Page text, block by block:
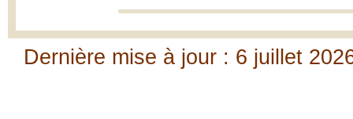
Dernière mise à jour : 6 juillet